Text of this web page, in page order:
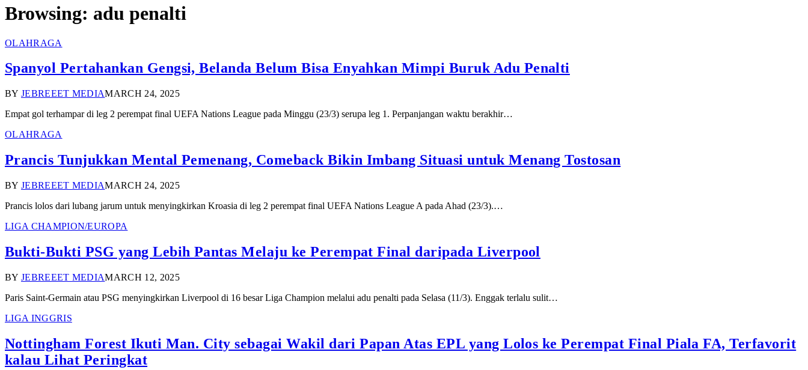
Browsing: adu penalti
OLAHRAGA
Spanyol Pertahankan Gengsi, Belanda Belum Bisa Enyahkan Mimpi Buruk Adu Penalti
BY JEBREEET MEDIAMARCH 24, 2025
Empat gol terhampar di leg 2 perempat final UEFA Nations League pada Minggu (23/3) serupa leg 1. Perpanjangan waktu berakhir…
OLAHRAGA
Prancis Tunjukkan Mental Pemenang, Comeback Bikin Imbang Situasi untuk Menang Tostosan
BY JEBREEET MEDIAMARCH 24, 2025
Prancis lolos dari lubang jarum untuk menyingkirkan Kroasia di leg 2 perempat final UEFA Nations League A pada Ahad (23/3).…
LIGA CHAMPION/EUROPA
Bukti-Bukti PSG yang Lebih Pantas Melaju ke Perempat Final daripada Liverpool
BY JEBREEET MEDIAMARCH 12, 2025
Paris Saint-Germain atau PSG menyingkirkan Liverpool di 16 besar Liga Champion melalui adu penalti pada Selasa (11/3). Enggak terlalu sulit…
LIGA INGGRIS
Nottingham Forest Ikuti Man. City sebagai Wakil dari Papan Atas EPL yang Lolos ke Perempat Final Piala FA, Terfavorit
kalau Lihat Peringkat